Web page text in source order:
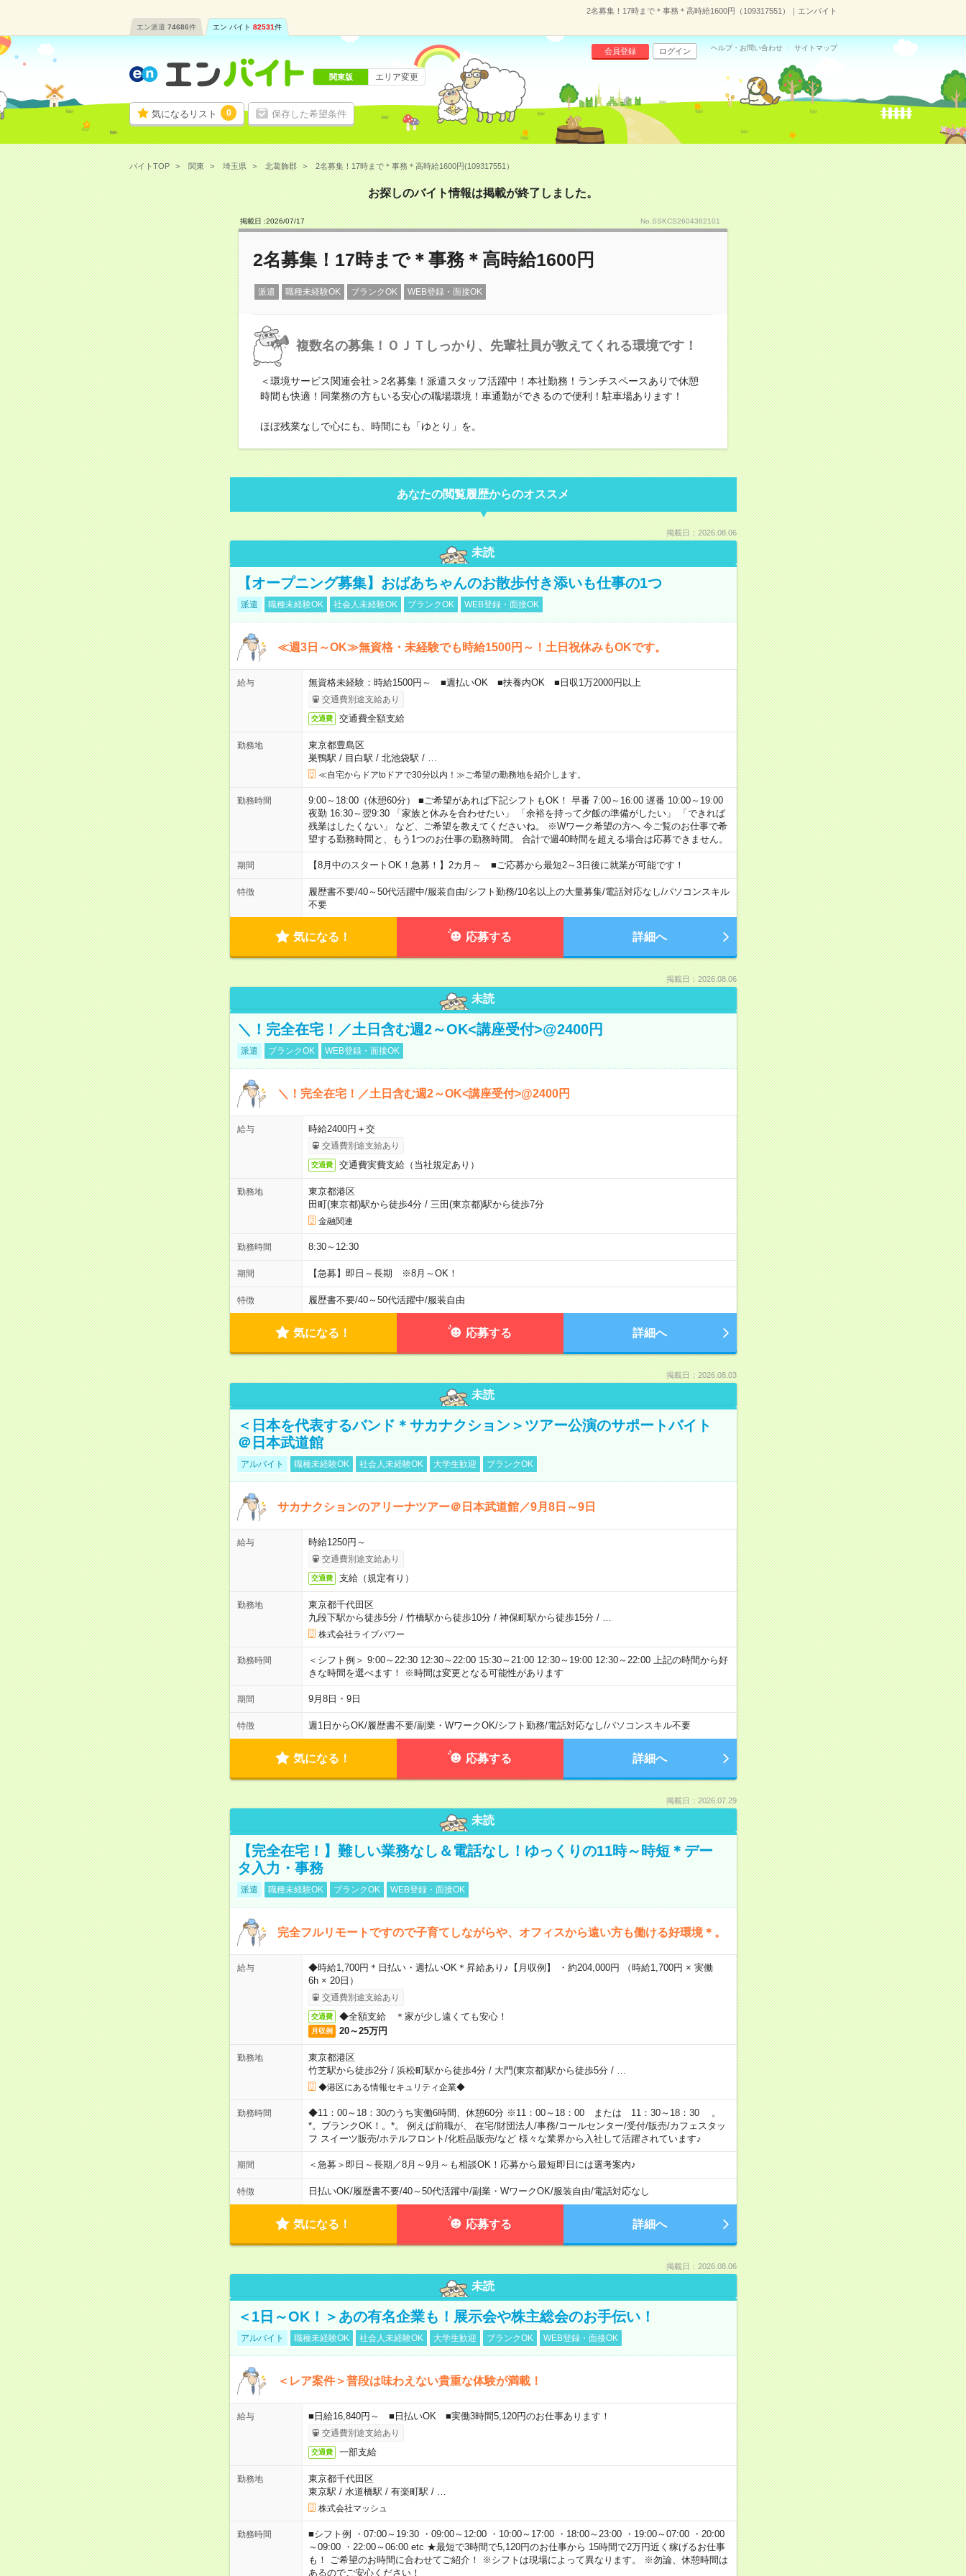
2名募集！17時まで＊事務＊高時給1600円（109317551）｜エンバイト
エン派遣 74686件 エン バイト 82531件
気になるリスト 0 保存した希望条件
会員登録 ログイン ヘルプ・お問い合わせ サイトマップ
関東版 エリア変更
バイトTOP 関東 埼玉県 北葛飾郡 2名募集！17時まで＊事務＊高時給1600円(109317551）
お探しのバイト情報は掲載が終了しました。
掲載日 :2026/07/17 No.SSKCS2604382101
2名募集！17時まで＊事務＊高時給1600円
派遣 職種未経験OK ブランクOK WEB登録・面接OK
複数名の募集！ＯＪＴしっかり、先輩社員が教えてくれる環境です！
＜環境サービス関連会社＞2名募集！派遣スタッフ活躍中！本社勤務！ランチスペースありで休憩
時間も快適！同業務の方もいる安心の職場環境！車通勤ができるので便利！駐車場あります！
ほぼ残業なしで心にも、時間にも「ゆとり」を。
あなたの閲覧履歴からのオススメ
掲載日：2026.08.06
未読
【オープニング募集】おばあちゃんのお散歩付き添いも仕事の1つ
派遣 職種未経験OK 社会人未経験OK ブランクOK WEB登録・面接OK
≪週3日～OK≫無資格・未経験でも時給1500円～！土日祝休みもOKです。
給与 無資格未経験：時給1500円～ ■週払いOK ■扶養内OK ■日収1万2000円以上
交通費別途支給あり
交通費 交通費全額支給
勤務地
東京都豊島区
巣鴨駅 / 目白駅 / 北池袋駅 /
≪自宅からドアtoドアで30分以内！≫ご希望の勤務地を紹介します。
勤務時間
9:00～18:00（休憩60分） ■ご希望があれば下記シフトもOK！ 早番 7:00～16:00 遅番 10:00～19:00
夜勤 16:30～翌9:30 「家族と休みを合わせたい」 「余裕を持って夕飯の準備がしたい」 「できれば
残業はしたくない」 など、ご希望を教えてくださいね。 ※Wワーク希望の方へ 今ご覧のお仕事で希
望する勤務時間と、もう1つのお仕事の勤務時間。 合計で週40時間を超える場合は応募できません。
期間 【8月中のスタートOK！急募！】2カ月～ ■ご応募から最短2～3日後に就業が可能です！
特徴 履歴書不要/40～50代活躍中/服装自由/シフト勤務/10名以上の大量募集/電話対応なし/パソコンスキル
不要
気になる！ 応募する 詳細へ
掲載日：2026.08.06
未読
＼！完全在宅！／土日含む週2～OK<講座受付>@2400円
派遣 ブランクOK WEB登録・面接OK
＼！完全在宅！／土日含む週2～OK<講座受付>@2400円
給与 時給2400円＋交
交通費別途支給あり
交通費 交通費実費支給（当社規定あり）
勤務地
東京都港区
田町(東京都)駅から徒歩4分/ 三田(東京都)駅から徒歩7分
金融関連
勤務時間 8:30～12:30
期間 【急募】即日～長期 ※8月～OK！
特徴 履歴書不要/40～50代活躍中/服装自由
気になる！ 応募する 詳細へ
掲載日：2026.08.03
未読
＜日本を代表するバンド＊サカナクション＞ツアー公演のサポートバイト
＠日本武道館
アルバイト 職種未経験OK 社会人未経験OK 大学生歓迎 ブランクOK
サカナクションのアリーナツアー＠日本武道館／9月8日～9日
給与 時給1250円～
交通費別途支給あり
交通費 支給（規定有り）
勤務地
東京都千代田区
九段下駅から徒歩5分/ 竹橋駅から徒歩10分/ 神保町駅から徒歩15分/
株式会社ライブパワー
勤務時間
＜シフト例＞ 9:00～22:30 12:30～22:00 15:30～21:00 12:30～19:00 12:30～22:00 上記の時間から好
きな時間を選べます！ ※時間は変更となる可能性があります
期間 9月8日・9日
特徴 週1日からOK/履歴書不要/副業・WワークOK/シフト勤務/電話対応なし/パソコンスキル不要
気になる！ 応募する 詳細へ
掲載日：2026.07.29
未読
【完全在宅！】難しい業務なし＆電話なし！ゆっくりの11時～時短＊デー
タ入力・事務
派遣 職種未経験OK ブランクOK WEB登録・面接OK
完全フルリモートですので子育てしながらや、オフィスから遠い方も働ける好環境＊。
給与
◆時給1,700円＊日払い・週払いOK＊昇給あり♪【月収例】 ・約204,000円 （時給1,700円 × 実働
6h × 20日）
交通費別途支給あり
交通費 ◆全額支給 ＊家が少し遠くても安心！
月収例 20～25万円
勤務地
東京都港区
竹芝駅から徒歩2分/ 浜松町駅から徒歩4分/ 大門(東京都)駅から徒歩5分/
◆港区にある情報セキュリティ企業◆
勤務時間
◆11：00～18：30のうち実働6時間、休憩60分 ※11：00～18：00 または 11：30～18：30 。
*。ブランクOK！。*。 例えば前職が、 在宅/財団法人/事務/コールセンター/受付/販売/カフェスタッ
フ スイーツ販売/ホテルフロント/化粧品販売/など 様々な業界から入社して活躍されています♪
期間 ＜急募＞即日～長期／8月～9月～も相談OK！応募から最短即日には選考案内♪
特徴 日払いOK/履歴書不要/40～50代活躍中/副業・WワークOK/服装自由/電話対応なし
気になる！ 応募する 詳細へ
掲載日：2026.08.06
未読
＜1日～OK！＞あの有名企業も！展示会や株主総会のお手伝い！
アルバイト 職種未経験OK 社会人未経験OK 大学生歓迎 ブランクOK WEB登録・面接OK
＜レア案件＞普段は味わえない貴重な体験が満載！
給与 ■日給16,840円～ ■日払いOK ■実働3時間5,120円のお仕事あります！
交通費別途支給あり
交通費 一部支給
勤務地
東京都千代田区
東京駅 / 水道橋駅 / 有楽町駅 /
株式会社マッシュ
勤務時間
■シフト例 ・07:00～19:30 ・09:00～12:00 ・10:00～17:00 ・18:00～23:00 ・19:00～07:00 ・20:00
～09:00 ・22:00～06:00 etc ★最短で3時間で5,120円のお仕事から 15時間で2万円近く稼げるお仕事
も！ ご希望のお時間に合わせてご紹介！ ※シフトは現場によって異なります。 ※勿論、休憩時間は
あるのでご安心ください！